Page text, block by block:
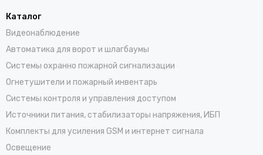
Каталог
Видеонаблюдение
Автоматика для ворот и шлагбаумы
Системы охранно пожарной сигнализации
Огнетушители и пожарный инвентарь
Системы контроля и управления доступом
Источники питания, стабилизаторы напряжения, ИБП
Комплекты для усиления GSM и интернет сигнала
Освещение